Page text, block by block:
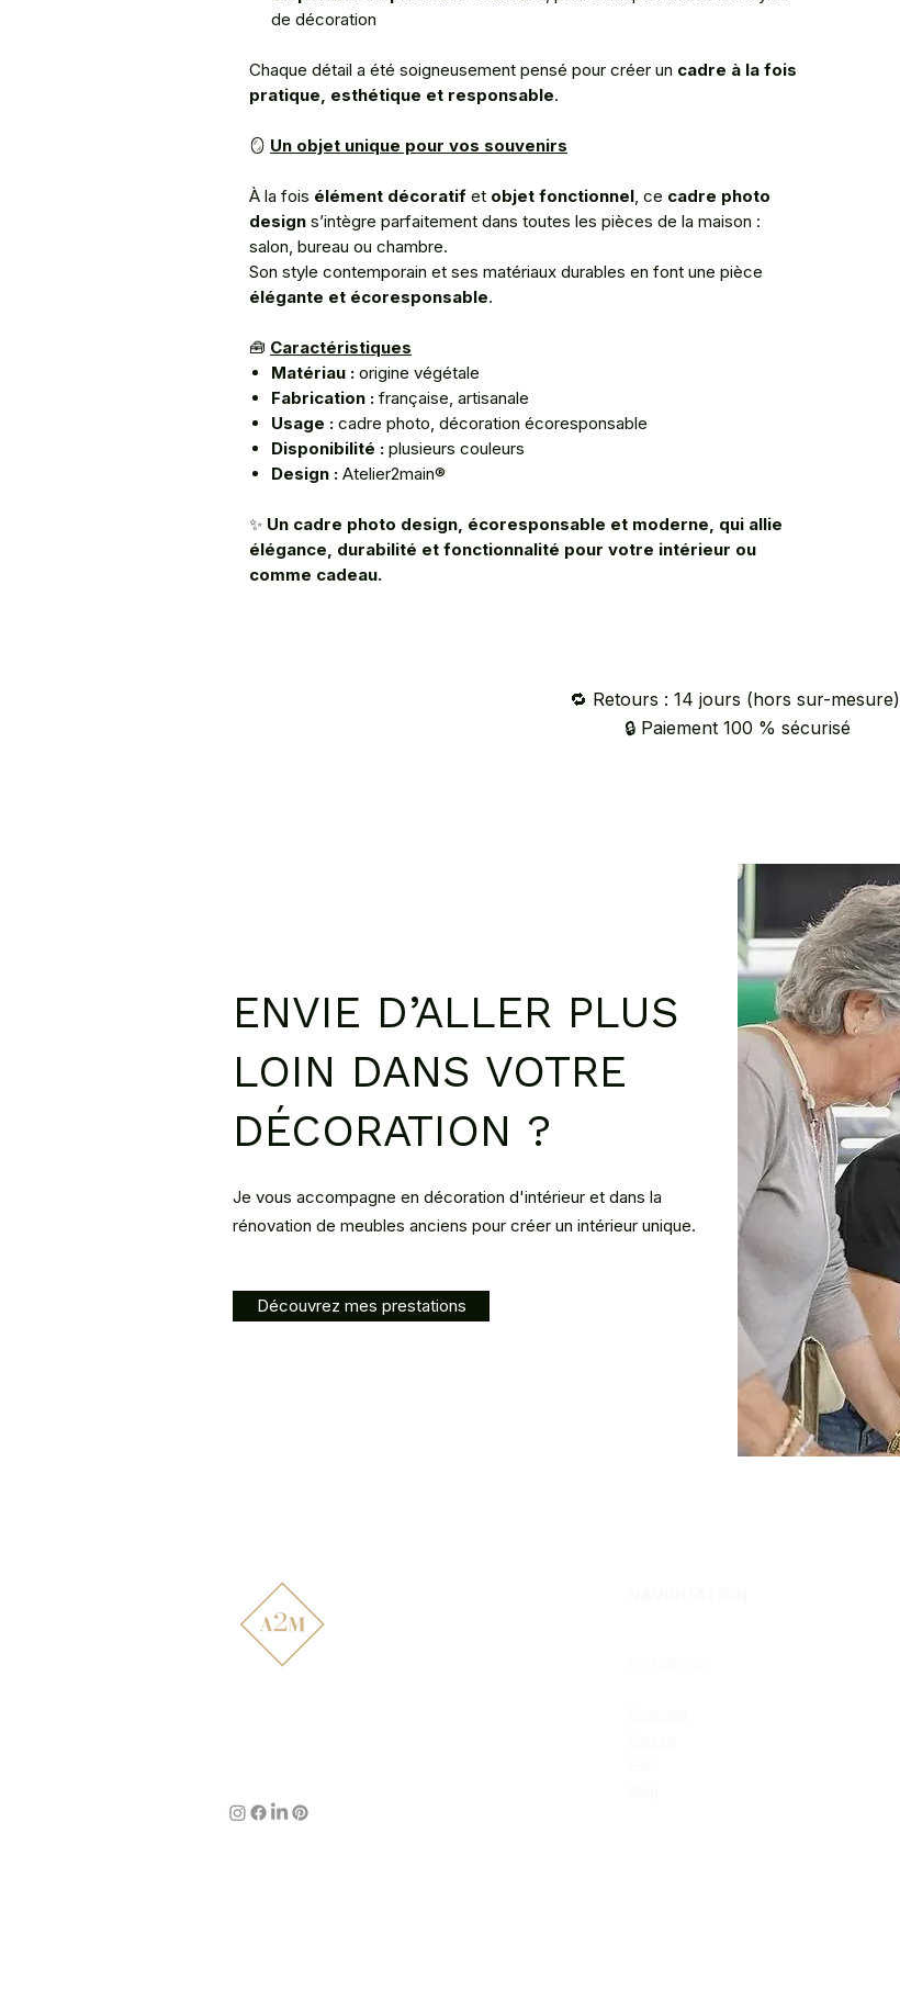
de décoration
Chaque détail a été soigneusement pensé pour créer un cadre à la fois
pratique, esthétique et responsable.
🪞 Un objet unique pour vos souvenirs
À la fois élément décoratif et objet fonctionnel, ce cadre photo
design s’intègre parfaitement dans toutes les pièces de la maison :
salon, bureau ou chambre.
Son style contemporain et ses matériaux durables en font une pièce
élégante et écoresponsable.
🧰 Caractéristiques
Matériau : origine végétale
Fabrication : française, artisanale
Usage : cadre photo, décoration écoresponsable
Disponibilité : plusieurs couleurs
Design : Atelier2main®
✨ Un cadre photo design, écoresponsable et moderne, qui allie
élégance, durabilité et fonctionnalité pour votre intérieur ou
comme cadeau.
🔁 Retours : 14 jours (hors sur-mesure)
🔒 Paiement 100 % sécurisé
ENVIE D’ALLER PLUS
LOIN DANS VOTRE
DÉCORATION ?
Je vous accompagne en décoration d'intérieur et dans la
rénovation de meubles anciens pour créer un intérieur unique.
Découvrez mes prestations